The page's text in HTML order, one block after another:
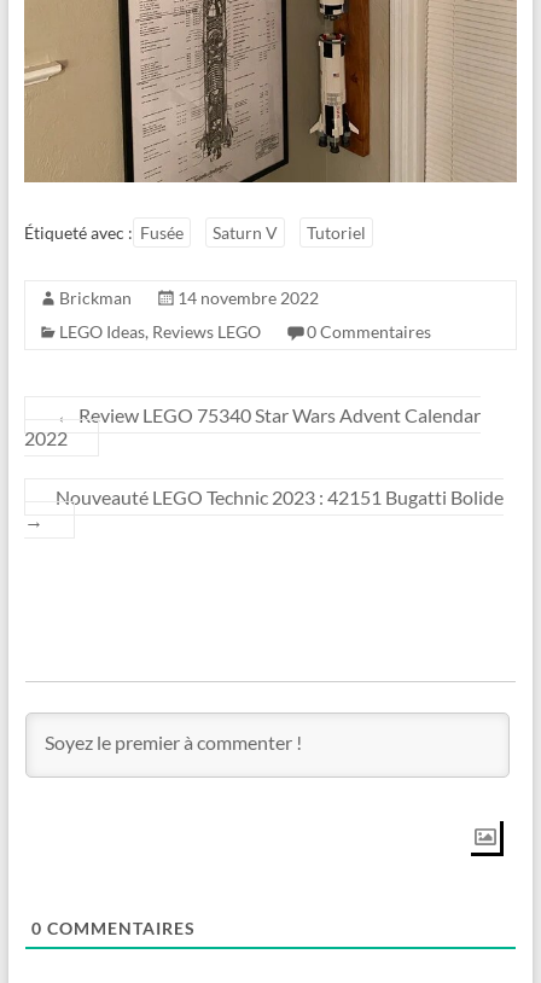
Étiqueté avec : Fusée Saturn V Tutoriel
Brickman
14 novembre 2022
LEGO Ideas, Reviews LEGO 0 Commentaires
←
Review LEGO 75340 Star Wars Advent Calendar
2022
Nouveauté LEGO Technic 2023 : 42151 Bugatti Bolide
→
0 COMMENTAIRES